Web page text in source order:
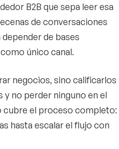
B2B que sepa leer esa
de conversaciones
de bases
único canal.
negocios, sino calificarlos
no perder ninguno en el
cubre el proceso completo:
hasta escalar el flujo con